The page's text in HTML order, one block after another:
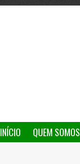
INÍCIO QUEM SOMOS